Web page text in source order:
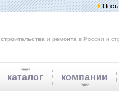
строительства и ремонта в России и
каталог компании